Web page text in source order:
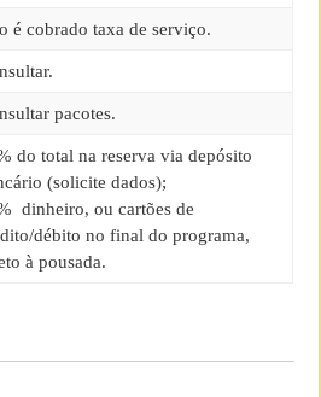
é cobrado taxa de serviço.
pacotes.
do total na reserva via depósito
(solicite dados);
dinheiro, ou cartões de
débito no final do programa,
à pousada.